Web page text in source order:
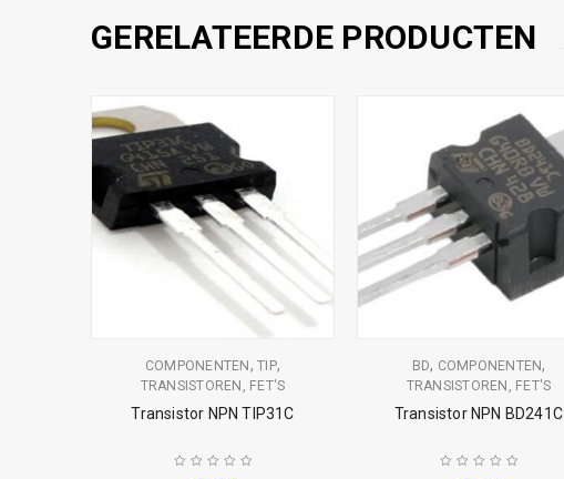
GERELATEERDE PRODUCTEN
COMPONENTEN ,TIP,
TRANSISTOREN, FET'S
Transistor NPN TIP31C
BD, COMPONENTEN,
TRANSISTOREN, FET'S
Transistor NPN BD241C